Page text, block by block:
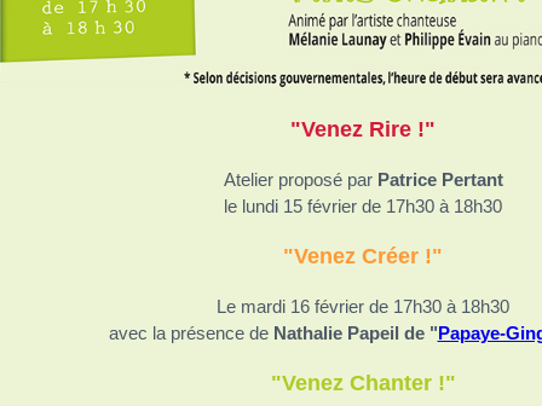
"Venez Rire !"
Atelier proposé par Patrice Pertant
le lundi 15 février de 17h30 à 18h30
"Venez Créer !"
Le mardi 16 février de 17h30 à 18h30
avec la présence de Nathalie Papeil de "Papaye-
"Venez Chanter !"